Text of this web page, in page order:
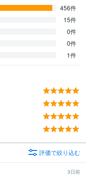
456件
15件
0件
0件
1件
評価で絞り込む
3日前